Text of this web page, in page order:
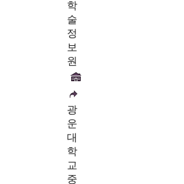
학
술
정
보
원
광
운
대
학
교
중